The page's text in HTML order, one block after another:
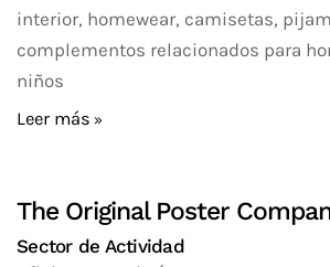
interior, homewear, camisetas,
complementos relacionados para
niños
Leer más
The Original Poster
Sector de Actividad